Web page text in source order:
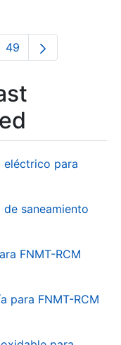
Pages Use
Page
49
eléctrico para
saneamiento
FNMT-RCM
para FNMT-RCM